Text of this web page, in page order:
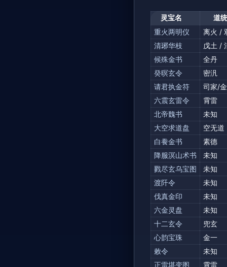
灵宝名 道统
重火两明仪
离火 /
清琊华枝
戊土 /
候殊金书
全丹
癸暝玄令
密汎
请君执金符
司家/
六震玄雷令
霄雷
北帝魏书
未知
大空求道盘
空无道
白飬金书
素德
降服溟山术书
未知
戮尽玄乌宝图
未知
渡阡令
未知
伐真金印
未知
六金灵盘
未知
十二玄令
兜玄
心韵宝珠
金一
敕令
未知
正雷堪变图
霄雷